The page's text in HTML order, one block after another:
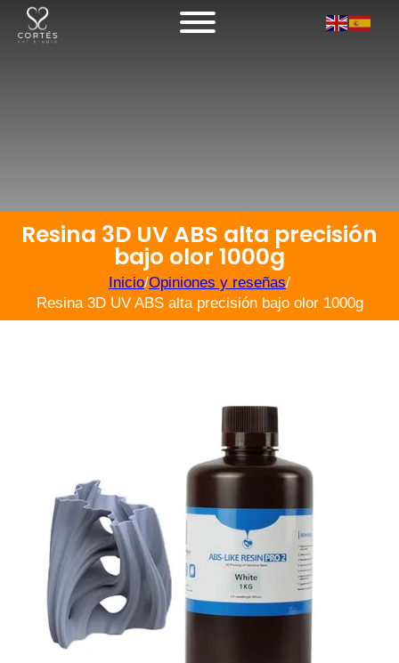
Resina 3D UV ABS alta precisión
bajo olor 1000g
Inicio/Opiniones y reseñas/
Resina 3D UV ABS alta precisión bajo olor 1000g